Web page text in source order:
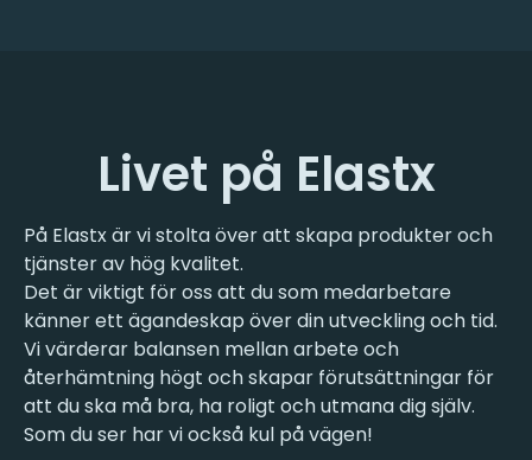
Livet på Elastx
På Elastx är vi stolta över att skapa produkter och
tjänster av hög kvalitet.
Det är viktigt för oss att du som medarbetare
känner ett ägandeskap över din utveckling och tid.
Vi värderar balansen mellan arbete och
återhämtning högt och skapar förutsättningar för
att du ska må bra, ha roligt och utmana dig själv.
Som du ser har vi också kul på vägen!